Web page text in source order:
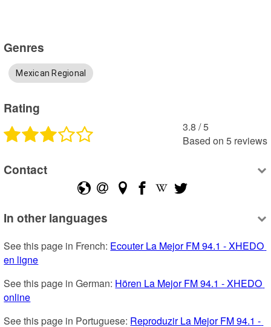
Genres
Mexican Regional
Rating
3.8 /5
Based on 5 reviews
Contact
In other languages
See this page in French: Ecouter La Mejor FM 94.1 - XHEDO
en ligne
See this page in German: Hören La Mejor FM 94.1 - XHEDO
online
See this page in Portuguese: Reproduzir La Mejor FM 94.1 -